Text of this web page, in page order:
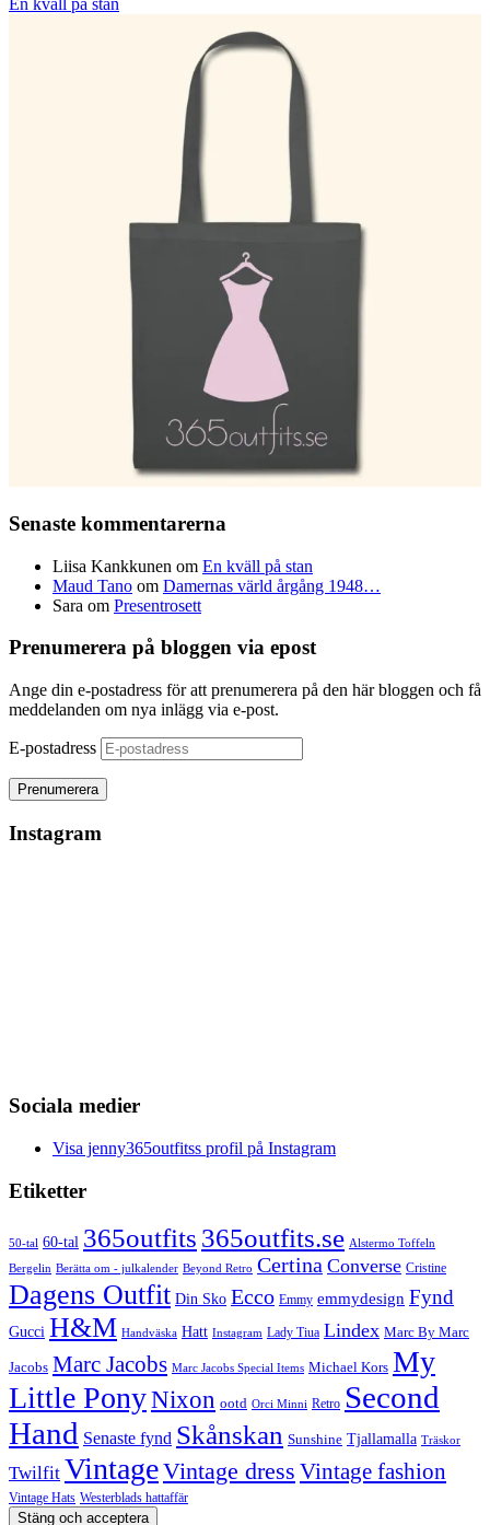
En kväll på stan
Senaste kommentarerna
Liisa Kankkunen om En kväll på stan
Maud Tano om Damernas värld årgång 1948…
Sara om Presentrosett
Prenumerera på bloggen via epost
Ange din e-postadress för att prenumerera på den här bloggen och få
meddelanden om nya inlägg via e-post.
E-postadress
Instagram
Sociala medier
Visa jenny365outfitss profil på Instagram
Etiketter
50-tal 60-tal 365outfits 365outfits.se Alstermo Toffeln
Bergelin Berätta om - julkalender Beyond Retro Certina Converse Cristine
Dagens Outfit Din Sko Ecco Emmy emmydesign Fynd
Gucci H&M Handväska Hatt Instagram Lady Tiua Lindex Marc By Marc
Jacobs Marc Jacobs Marc Jacobs Special Items Michael Kors My
Little PonyNixon ootd Orci Minni Retro Second
Hand Senaste fynd Skånskan Sunshine Tjallamalla Träskor
Twilfit VintageVintage dress Vintage fashion
Vintage Hats Westerblads hattaffär